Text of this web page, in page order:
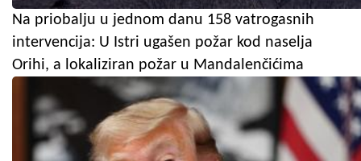
Na priobalju u jednom danu 158 vatrogasnih
intervencija: U Istri ugašen požar kod naselja
Orihi, a lokaliziran požar u Mandalenčićima